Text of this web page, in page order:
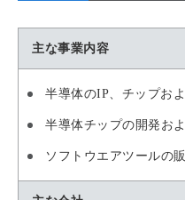
主な事業内容
半導体のIP、チップお
半導体チップの開発お
ソフトウエアツールの